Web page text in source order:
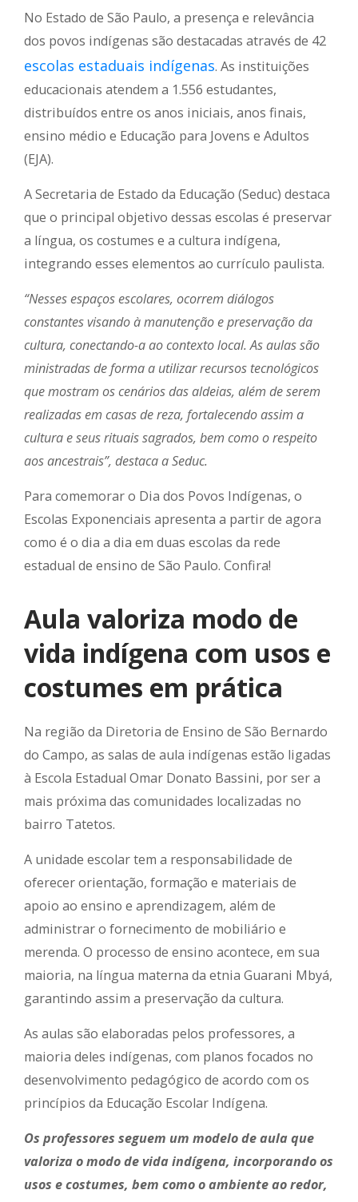
No Estado de São Paulo, a presença e relevância
dos povos indígenas são destacadas através de 42
escolas estaduais indígenas. As instituições
educacionais atendem a 1.556 estudantes,
distribuídos entre os anos iniciais, anos finais,
ensino médio e Educação para Jovens e Adultos
(EJA).
A Secretaria de Estado da Educação (Seduc) destaca
que o principal objetivo dessas escolas é preservar
a língua, os costumes e a cultura indígena,
integrando esses elementos ao currículo paulista.
“Nesses espaços escolares, ocorrem diálogos
constantes visando à manutenção e preservação da
cultura, conectando-a ao contexto local. As aulas são
ministradas de forma a utilizar recursos tecnológicos
que mostram os cenários das aldeias, além de serem
realizadas em casas de reza, fortalecendo assim a
cultura e seus rituais sagrados, bem como o respeito
aos ancestrais”, destaca a Seduc.
Para comemorar o Dia dos Povos Indígenas, o
Escolas Exponenciais apresenta a partir de agora
como é o dia a dia em duas escolas da rede
estadual de ensino de São Paulo. Confira!
Aula valoriza modo de
vida indígena com usos e
costumes em prática
Na região da Diretoria de Ensino de São Bernardo
do Campo, as salas de aula indígenas estão ligadas
à Escola Estadual Omar Donato Bassini, por ser a
mais próxima das comunidades localizadas no
bairro Tatetos.
A unidade escolar tem a responsabilidade de
oferecer orientação, formação e materiais de
apoio ao ensino e aprendizagem, além de
administrar o fornecimento de mobiliário e
merenda. O processo de ensino acontece, em sua
maioria, na língua materna da etnia Guarani Mbyá,
garantindo assim a preservação da cultura.
As aulas são elaboradas pelos professores, a
maioria deles indígenas, com planos focados no
desenvolvimento pedagógico de acordo com os
princípios da Educação Escolar Indígena.
Os professores seguem um modelo de aula que
valoriza o modo de vida indígena, incorporando os
usos e costumes, bem como o ambiente ao redor,